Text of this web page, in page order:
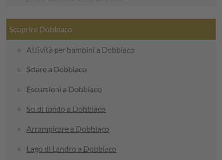
Scoprire Dobbiaco
Attività per bambini a Dobbiaco
Sciare a Dobbiaco
Escursioni a Dobbiaco
Sci di fondo a Dobbiaco
Arrampicare a Dobbiaco
Lago di Landro a Dobbiaco